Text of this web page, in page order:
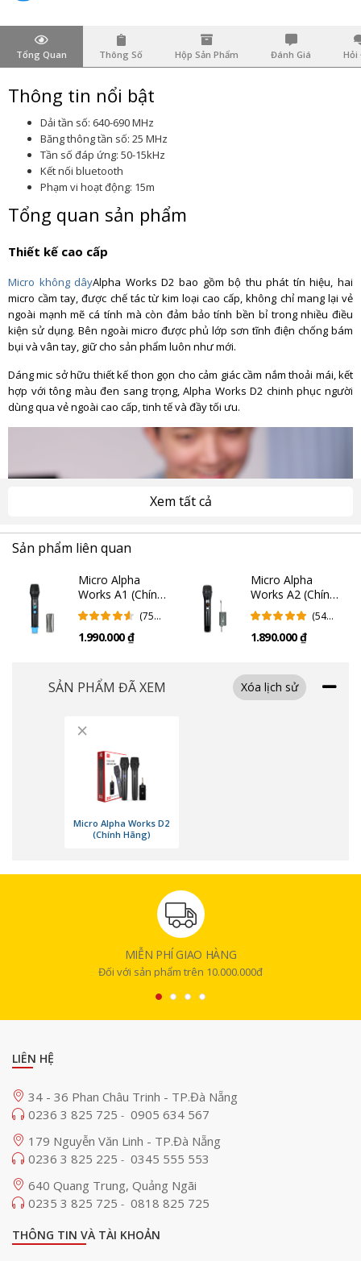
Tổng Quan Thông Số Hộp Sản Phẩm Đánh Giá Hỏi
Thông tin nổi bật
Dải tần số: 640-690 MHz
Băng thông tần số: 25 MHz
Tần số đáp ứng: 50-15kHz
Kết nối bluetooth
Phạm vi hoạt động: 15m
Tổng quan sản phẩm
Thiết kế cao cấp
Micro không dâyAlpha Works D2 bao gồm bộ thu phát tín hiệu, hai
micro cầm tay, được chế tác từ kim loại cao cấp, không chỉ mang lại vẻ
ngoài mạnh mẽ cá tính mà còn đảm bảo tính bền bỉ trong nhiều điều
kiện sử dụng. Bên ngoài micro được phủ lớp sơn tĩnh điện chống bám
bụi và vân tay, giữ cho sản phẩm luôn như mới.
Dáng mic sở hữu thiết kế thon gọn cho cảm giác cầm nắm thoải mái, kết
hợp với tông màu đen sang trọng, Alpha Works D2 chinh phục người
dùng qua vẻ ngoài cao cấp, tinh tế và đầy tối ưu.
Màn hình LCD thông minh hiển thị các thông số và tình trạng pin, giúp
người dùng dễ dàng kiểm soát và quản lý pin một cách thuận lợi. Nút
sử dụng linh hoạt và tiện ích.
Tái tạo âm thanh sắc nét
mang lại trải nghiệm âm thanh đỉnh cao với hoạt động
ổn định trong dải tần số siêu cao từ 640 - 690 MHz, cho khả năng tái tạo
âm thanh đủ từ dải trầm, trung, cao và cho cảm giác nhẹ nhàng khi lấy
định và không gây nhiễu khi sử dụng, cho bạn cảm nhận trải nghiệm âm
thanh chất lượng cao mà không gặp phải những vấn đề phiền toái. m
thanh khuếch đại trầm ở những nốt thấp và có độ trong và mượt mà khi
lên những nốt cao, đảm bảo không xảy ra tình trạng hú rít hay chói tai
khi điều chỉnh lên nốt cao.
Ngoài ra, chip xử lý âm thanh chất lượng cao của sản phẩm giúp xử lý
và triệu tiêu các tạp âm, mang lại chất âm chân thực đầy ấn tượng.
Xem tất cả
Sản phẩm liên quan
Micro Alpha
Works A1 (Chính
Hãng)
(75
1.990.000 ₫
Micro Alpha
Works A2 (Chính
Hãng)
(54
1.890.000 ₫
SẢN PHẨM ĐÃ XEM Xóa lịch sử
×
Micro Alpha Works D2
(Chính Hãng)
MIỄN PHÍ GIAO HÀNG
Đối với sản phẩm trên 10.000.000đ
LIÊN HỆ
34 - 36 Phan Châu Trinh - TP.Đà Nẵng
0236 3 825 725 - 0905 634 567
179 Nguyễn Văn Linh - TP.Đà Nẵng
0236 3 825 225 - 0345 555 553
640 Quang Trung, Quảng Ngãi
0235 3 825 725 - 0818 825 725
THÔNG TIN VÀ TÀI KHOẢN